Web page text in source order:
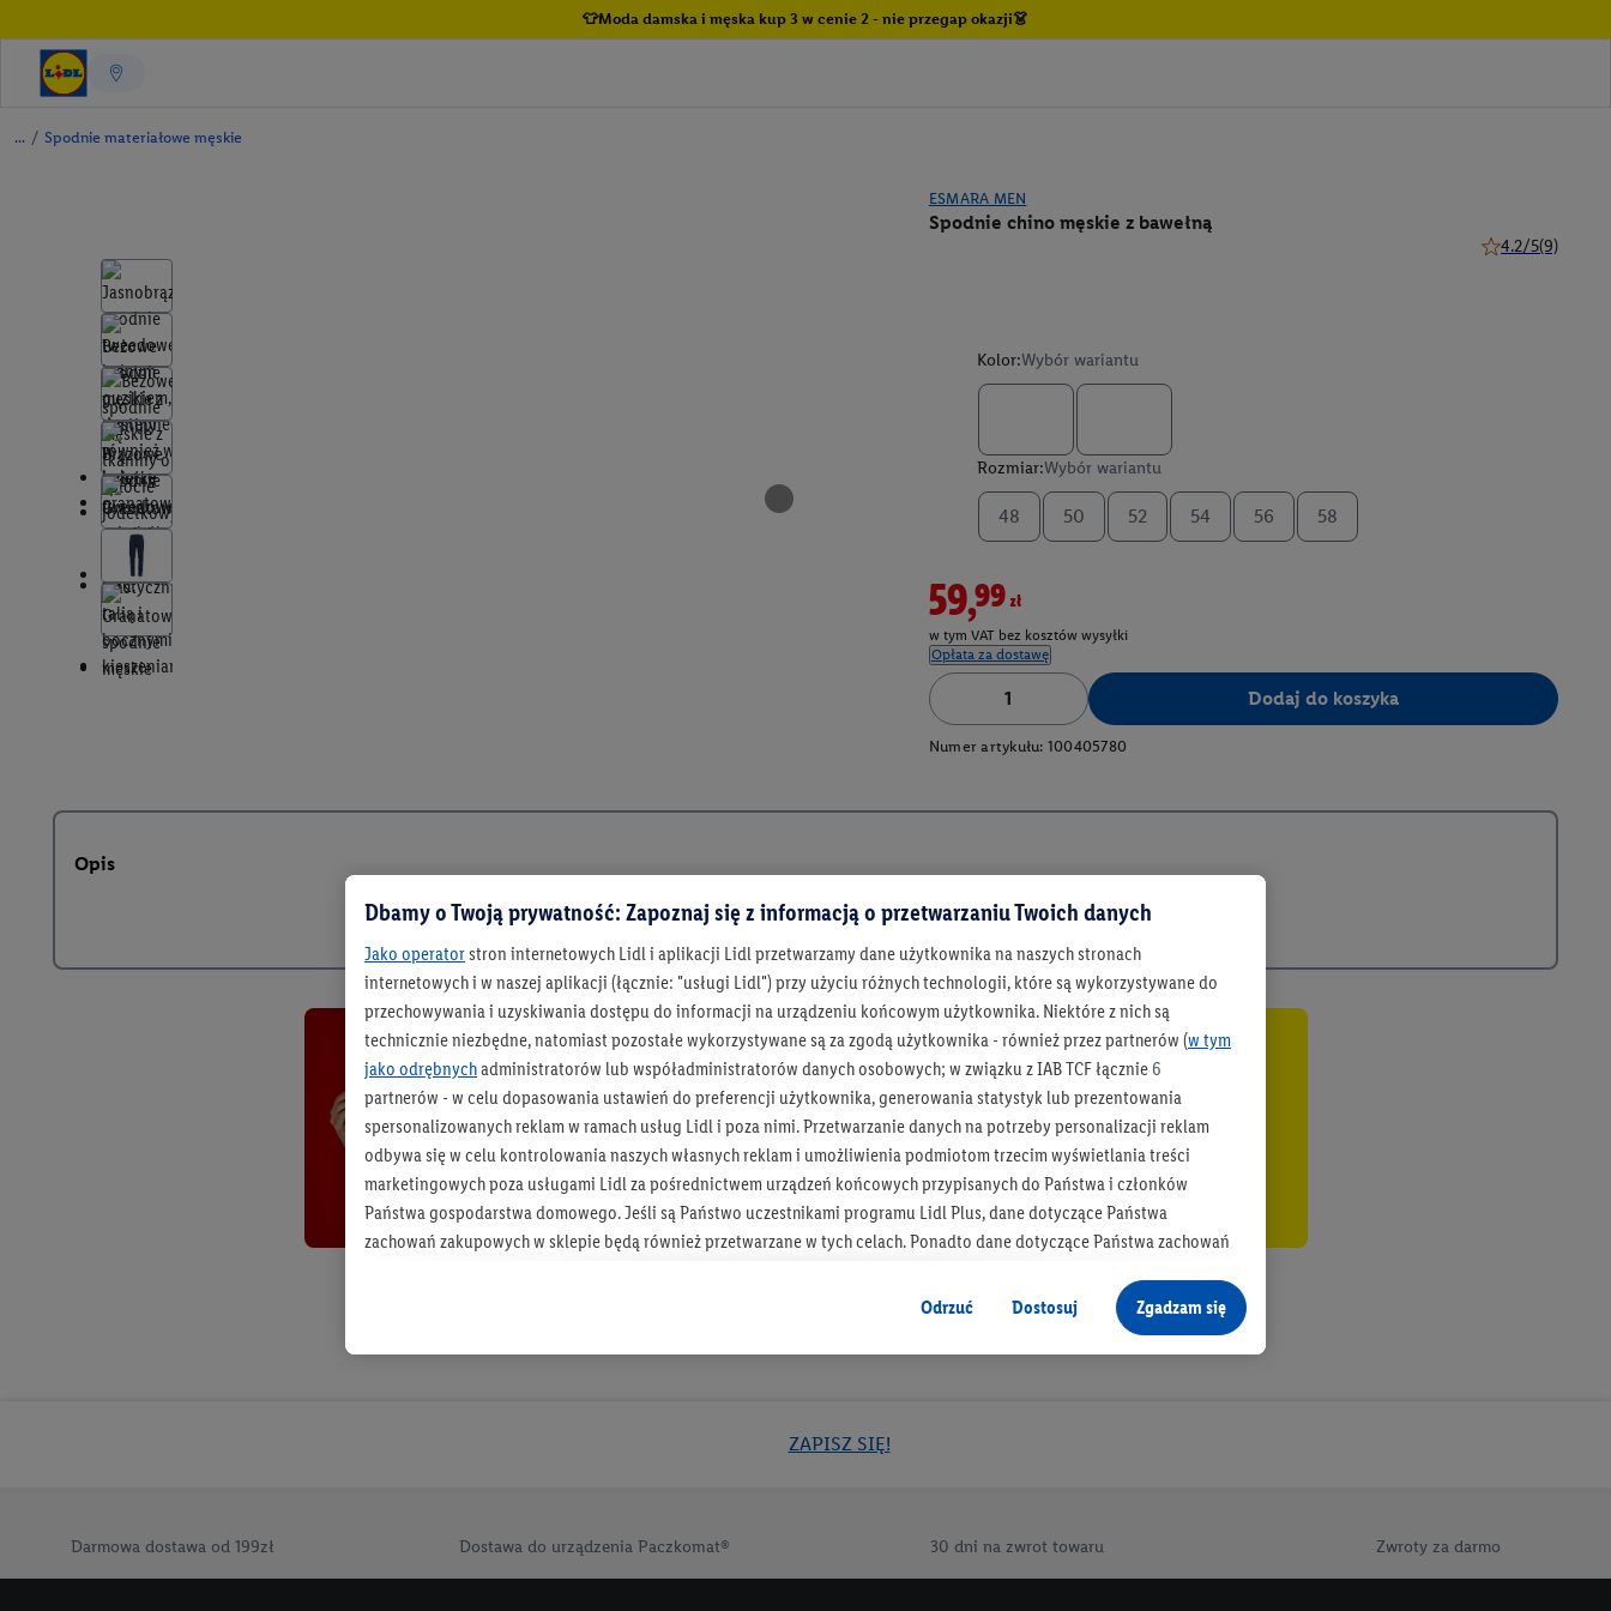
👕Moda damska i męska kup 3 w cenie 2 - nie przegap okazji👗
/ Spodnie materiałowe męskie
ESMARA MEN
Spodnie chino męskie z bawełną
4.2/5(9)
Kolor:Wybór wariantu
Rozmiar:Wybór wariantu
48 50 52 54 56 58
59,99zł
w tym VAT bez kosztów wysyłki
Opłata za dostawę
Dodaj do koszyka
Numer artykułu: 100405780
Opis
Bądź na bieżąco
Otrzymuj newsletter Lidla
Zapisz się!
ZAPISZ SIĘ!
Darmowa dostawa od 199zł Dostawa do urządzenia Paczkomat® 30 dni na zwrot towaru Zwroty za darmo
Dbamy o Twoją prywatność: Zapoznaj się z informacją o przetwarzaniu Twoich danych
Jako operatorstron internetowych Lidl i aplikacji Lidl przetwarzamy dane użytkownika na naszych stronach
internetowych i w naszej aplikacji (łącznie: "usługi Lidl") przy użyciu różnych technologii, które są wykorzystywane do
przechowywania i uzyskiwania dostępu do informacji na urządzeniu końcowym użytkownika. Niektóre z nich są
technicznie niezbędne, natomiast pozostałe wykorzystywane są za zgodą użytkownika - również przez partnerów (w tym
jako odrębnychadministratorów lub współadministratorów danych osobowych; w związku z IAB TCF łącznie 6
partnerów - w celu dopasowania ustawień do preferencji użytkownika, generowania statystyk lub prezentowania
spersonalizowanych reklam w ramach usług Lidl i poza nimi. Przetwarzanie danych na potrzeby personalizacji reklam
odbywa się w celu kontrolowania naszych własnych reklam i umożliwienia podmiotom trzecim wyświetlania treści
marketingowych poza usługami Lidl za pośrednictwem urządzeń końcowych przypisanych do Państwa i członków
Państwa gospodarstwa domowego. Jeśli są Państwo uczestnikami programu Lidl Plus, dane dotyczące Państwa
zachowań zakupowych w sklepie będą również przetwarzane w tych celach. Ponadto dane dotyczące Państwa zachowań
jako niezależny administrator danych
Tworzenie spersonalizowanych reklam opiera się na generowaniu profili, które są również wzbogacane o dane z innych
urządzenia końcowe i usługi Lidl, w tym przechowywanie lub uzyskiwanie dostępu do informacji na urządzeniach
Jeśli użytkownik wyrazi zgodę w tym miejscu, a następnie utworzy konto Lidl Plus lub zaloguje się na istniejące konto
Odrzuć Dostosuj Zgadzam się